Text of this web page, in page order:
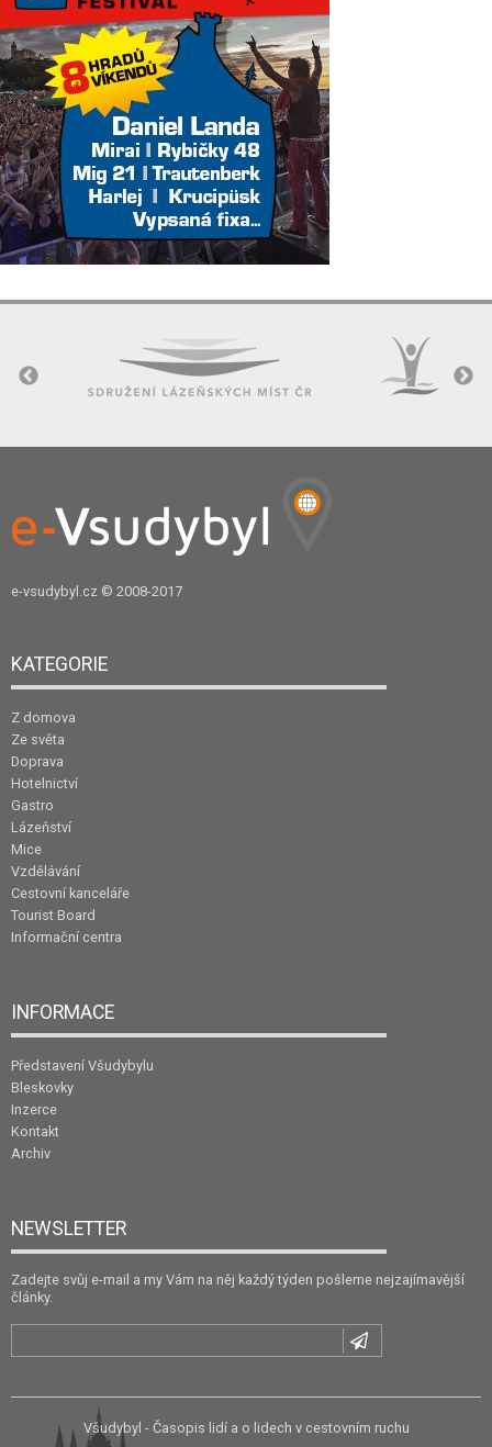
e-vsudybyl.cz © 2008-2017
KATEGORIE
Z domova
Ze světa
Doprava
Hotelnictví
Gastro
Lázeňství
Mice
Vzdělávání
Cestovní kanceláře
Tourist Board
Informační centra
INFORMACE
Představení Všudybylu
Bleskovky
Inzerce
Kontakt
Archiv
NEWSLETTER
Zadejte svůj e-mail a my Vám na něj každý týden pošleme nejzajímavější
články.
Všudybyl - Časopis lidí a o lidech v cestovním ruchu